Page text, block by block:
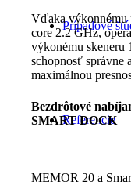
Prípadové
Referencie
Vďaka výkonnému
core 2.2 GHz,
výkonému skeneru
schopnosť správne
maximálnou
Bezdrôtové
SMART DOCK
MEMOR 20 a